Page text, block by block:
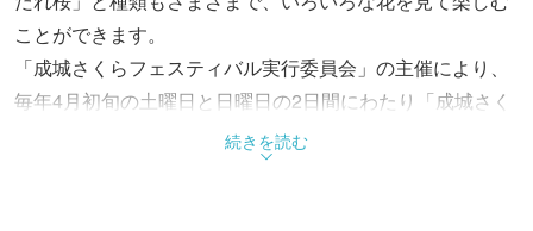
ことができます。
「成城さくらフェスティバル実行委員会」の主催により、
毎年4月初旬の土曜日と日曜日の2日間にわたり「成城さく
らフェスティバル」が実施されています。
続きを読む